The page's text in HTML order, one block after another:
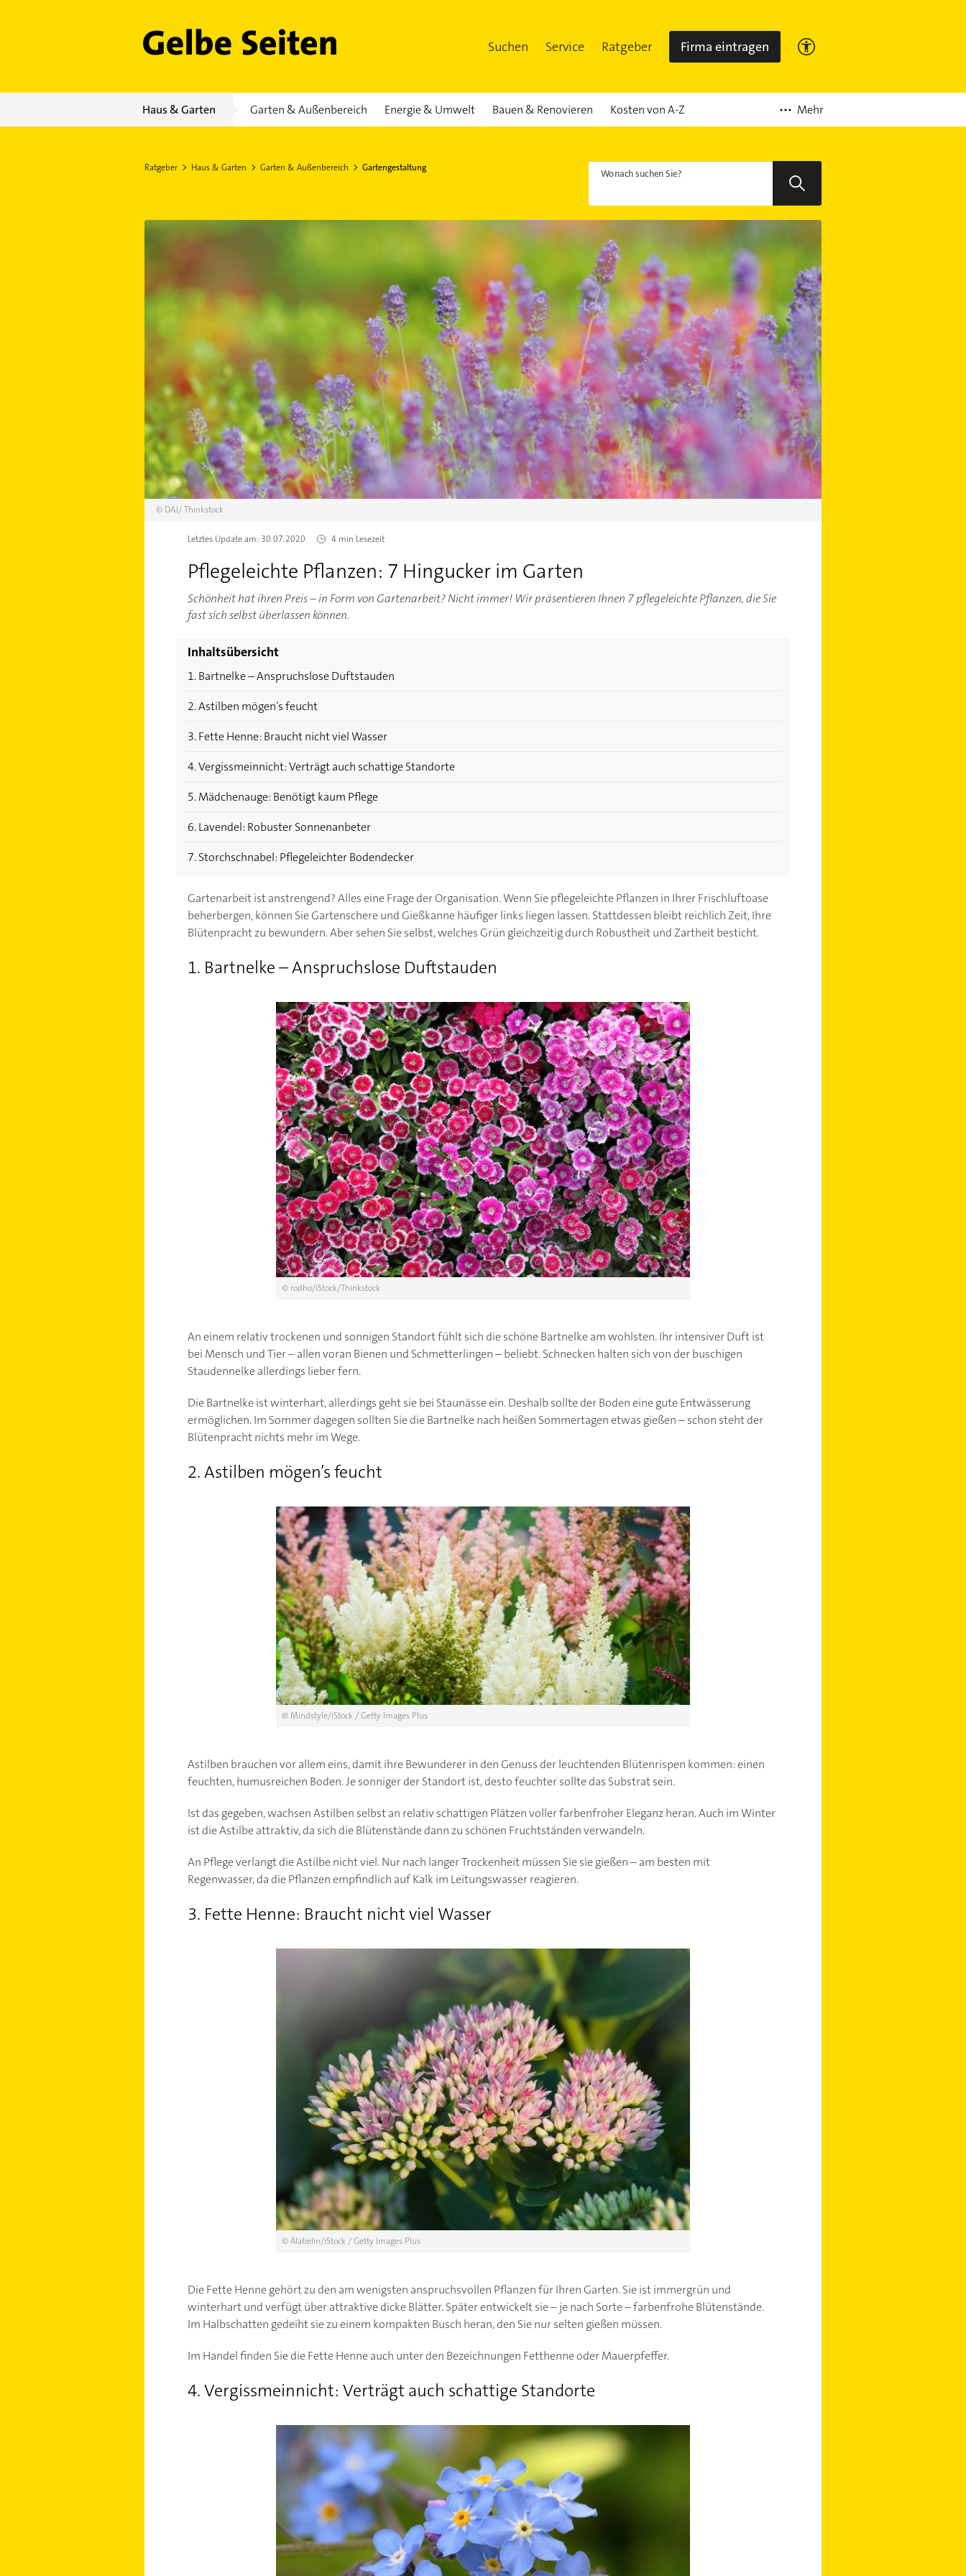
Gelbe Seiten Suchen Service Ratgeber Firma eintragen
Haus & Garten Garten & Außenbereich Energie & Umwelt Bauen & Renovieren Kosten von A-Z Mehr
Ratgeber Haus & Garten Garten & Außenbereich Gartengestaltung Wonach suchen Sie?
© DAJ/Thinkstock
Letztes Update am: 30.07.2020 4 min Lesezeit
Pflegeleichte Pflanzen: 7 Hingucker im Garten
Schönheit hat ihren Preis – in Form von Gartenarbeit? Nicht immer! Wir präsentieren Ihnen 7 pflegeleichte Pflanzen, die Sie
fast sich selbst überlassen können.
Inhaltsübersicht
1. Bartnelke – Anspruchslose Duftstauden
2. Astilben mögen’s feucht
3. Fette Henne: Braucht nicht viel Wasser
4. Vergissmeinnicht: Verträgt auch schattige Standorte
5. Mädchenauge: Benötigt kaum Pflege
6. Lavendel: Robuster Sonnenanbeter
7. Storchschnabel: Pflegeleichter Bodendecker
Gartenarbeit ist anstrengend? Alles eine Frage der Organisation. Wenn Sie pflegeleichte Pflanzen in Ihrer Frischluftoase
beherbergen, können Sie Gartenschere und Gießkanne häufiger links liegen lassen. Stattdessen bleibt reichlich Zeit, Ihre
Blütenpracht zu bewundern. Aber sehen Sie selbst, welches Grün gleichzeitig durch Robustheit und Zartheit besticht.
1. Bartnelke – Anspruchslose Duftstauden
© rodho/iStock/Thinkstock
An einem relativ trockenen und sonnigen Standort fühlt sich die schöne Bartnelke am wohlsten. Ihr intensiver Duft ist
bei Mensch und Tier – allen voran Bienen und Schmetterlingen – beliebt. Schnecken halten sich von der buschigen
Staudennelke allerdings lieber fern.
Die Bartnelke ist winterhart, allerdings geht sie bei Staunässe ein. Deshalb sollte der Boden eine gute Entwässerung
ermöglichen. Im Sommer dagegen sollten Sie die Bartnelke nach heißen Sommertagen etwas gießen – schon steht der
Blütenpracht nichts mehr im Wege.
2. Astilben mögen’s feucht
© Mindstyle/iStock / Getty Images Plus
Astilben brauchen vor allem eins, damit ihre Bewunderer in den Genuss der leuchtenden Blütenrispen kommen: einen
feuchten, humusreichen Boden. Je sonniger der Standort ist, desto feuchter sollte das Substrat sein.
Ist das gegeben, wachsen Astilben selbst an relativ schattigen Plätzen voller farbenfroher Eleganz heran. Auch im Winter
ist die Astilbe attraktiv, da sich die Blütenstände dann zu schönen Fruchtständen verwandeln.
An Pflege verlangt die Astilbe nicht viel. Nur nach langer Trockenheit müssen Sie sie gießen – am besten mit
Regenwasser, da die Pflanzen empfindlich auf Kalk im Leitungswasser reagieren.
3. Fette Henne: Braucht nicht viel Wasser
© Alatielin/iStock / Getty Images Plus
Die Fette Henne gehört zu den am wenigsten anspruchsvollen Pflanzen für Ihren Garten. Sie ist immergrün und
winterhart und verfügt über attraktive dicke Blätter. Später entwickelt sie – je nach Sorte – farbenfrohe Blütenstände.
Im Halbschatten gedeiht sie zu einem kompakten Busch heran, den Sie nur selten gießen müssen.
Im Handel finden Sie die Fette Henne auch unter den Bezeichnungen Fetthenne oder Mauerpfeffer.
4. Vergissmeinnicht: Verträgt auch schattige Standorte